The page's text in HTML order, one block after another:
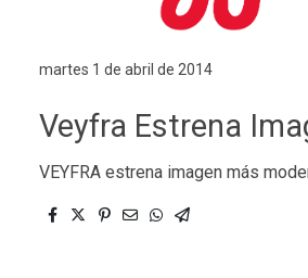
martes 1 de abril de 2014
Veyfra Estrena
VEYFRA estrena imagen más